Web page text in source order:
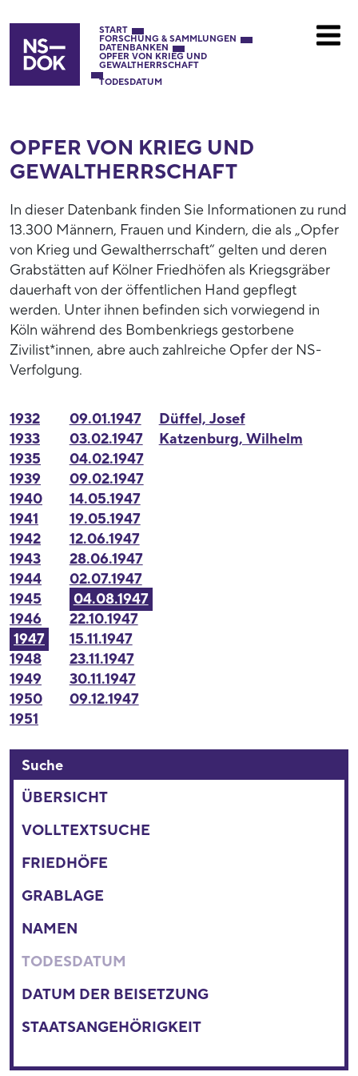
START
FORSCHUNG & SAMMLUNGEN
DATENBANKEN
OPFER VON KRIEG UND
GEWALTHERRSCHAFT
TODESDATUM
OPFER VON KRIEG UND
GEWALTHERRSCHAFT
In dieser Datenbank finden Sie Informationen zu rund
13.300 Männern, Frauen und Kindern, die als „Opfer
von Krieg und Gewaltherrschaft“ gelten und deren
Grabstätten auf Kölner Friedhöfen als Kriegsgräber
dauerhaft von der öffentlichen Hand gepflegt
werden. Unter ihnen befinden sich vorwiegend in
Köln während des Bombenkriegs gestorbene
Zivilist*innen, abre auch zahlreiche Opfer der NS-
Verfolgung.
1932
1933
1935
1939
1940
1941
1942
1943
1944
1945
1946
1947
1948
1949
1950
1951
09.01.1947
03.02.1947
04.02.1947
09.02.1947
14.05.1947
19.05.1947
12.06.1947
28.06.1947
02.07.1947
04.08.1947
22.10.1947
15.11.1947
23.11.1947
30.11.1947
09.12.1947
Düffel, Josef
Katzenburg, Wilhelm
Suche
ÜBERSICHT
VOLLTEXTSUCHE
FRIEDHÖFE
GRABLAGE
NAMEN
TODESDATUM
DATUM DER BEISETZUNG
STAATSANGEHÖRIGKEIT